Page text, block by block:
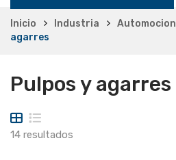
Inicio Industria Automocion
agarres
Pulpos y agarres
14 resultados